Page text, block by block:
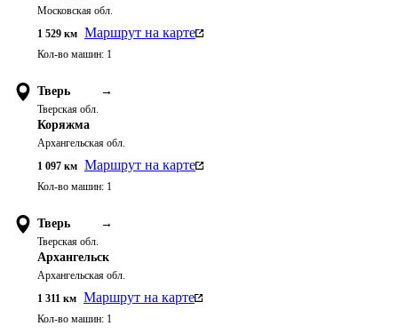
Московская обл.
1 529 км Маршрут на карте
Кол-во машин: 1
Тверь →
Тверская обл.
Коряжма
Архангельская обл.
1 097 км Маршрут на карте
Кол-во машин: 1
Тверь →
Тверская обл.
Архангельск
Архангельская обл.
1 311 км Маршрут на карте
Кол-во машин: 1